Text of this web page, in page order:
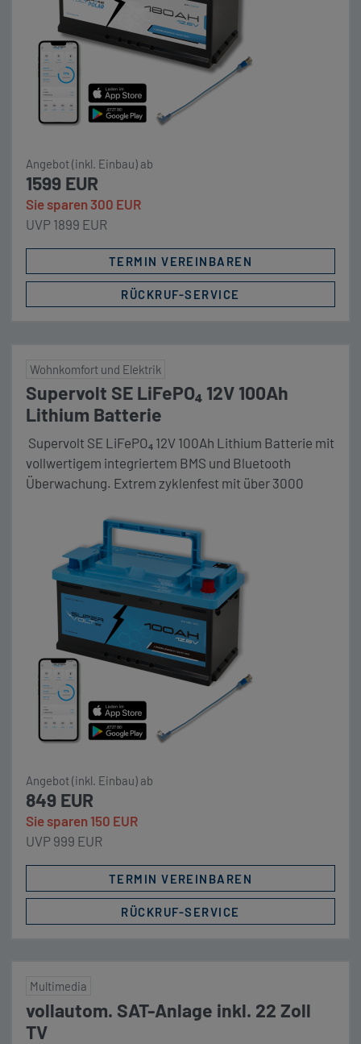
Wechselrichter, Kaffeemaschinen, Klimaanlagen.
Preishinweis: Aufgrund der […]
Angebot (inkl. Einbau) ab
1599 EUR
Sie sparen 300 EUR
UVP 1899 EUR
TERMIN VEREINBAREN
RÜCKRUF-SERVICE
Wohnkomfort und Elektrik
Supervolt SE LiFePO₄ 12V 100Ah
Lithium Batterie
Supervolt SE LiFePO₄ 12V 100Ah Lithium Batterie mit
vollwertigem integriertem BMS und Bluetooth
Überwachung. Extrem zyklenfest mit über 3000
353 x 175 x 190 mm Unser Komplettpaket Die Vorteile
im Überblick: 💪 Konstante Power: 160 A
Dauerstrom (≈ 2 kW) und 250 A Spitzenstrom – ideal
für Wechselrichter, Kaffeemaschinen und andere
starke Verbraucher. Preishinweis: Aufgrund der […]
Angebot (inkl. Einbau) ab
849 EUR
Sie sparen 150 EUR
UVP 999 EUR
TERMIN VEREINBAREN
RÜCKRUF-SERVICE
Multimedia
vollautom. SAT-Anlage inkl. 22 Zoll
TV